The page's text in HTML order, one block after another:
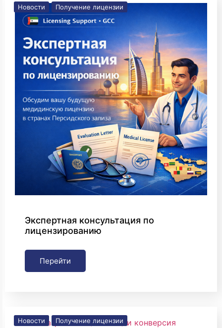
Новости Получение лицензии
Экспертная консультация по
лицензированию
Перейти
Новости Получение лицензии